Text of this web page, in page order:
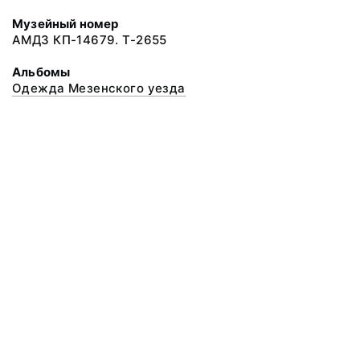
Музейный номер
АМДЗ КП-14679. Т-2655
Альбомы
Одежда Мезенского уезда